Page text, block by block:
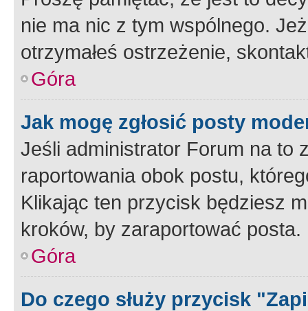
nie ma nic z tym wspólnego.
otrzymałeś ostrzeżenie,
Góra
Jak mogę zgłosić posty
Jeśli administrator Forum na to
raportowania obok postu,
Klikając ten przycisk będziesz
kroków, by zaraportować posta.
Góra
Do czego służy przycisk